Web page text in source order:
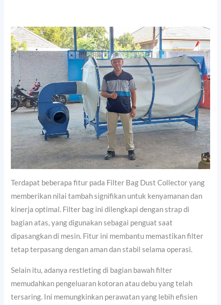
Terdapat beberapa fitur pada Filter Bag Dust Collector yang
memberikan nilai tambah signifikan untuk kenyamanan dan
kinerja optimal. Filter bag ini dilengkapi dengan strap di
bagian atas, yang digunakan sebagai penguat saat
dipasangkan di mesin. Fitur ini membantu memastikan filter
tetap terpasang dengan aman dan stabil selama operasi.
Selain itu, adanya restleting di bagian bawah filter
memudahkan pengeluaran kotoran atau debu yang telah
tersaring. Ini memungkinkan perawatan yang lebih efisien